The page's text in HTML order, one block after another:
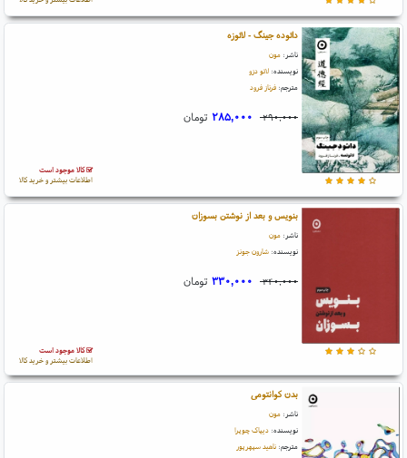
دائوده جینگ - لائوزه
ناشر: مون
نویسنده: لائو دزو
مترجم: فرناز فرود
۲۹۰,۰۰۰ ۲۸۵,۰۰۰ تومان
کالا موجود است
اطلاعات بیشتر و خرید کالا
بنویس و بعد از نوشتن بسوزان
ناشر: مون
نویسنده: شارون جونز
۳۴۰,۰۰۰ ۳۳۰,۰۰۰ تومان
کالا موجود است
اطلاعات بیشتر و خرید کالا
بدن کوانتومی
ناشر: مون
نویسنده: دیپاک چوپرا
مترجم: ناهید سپهرپور